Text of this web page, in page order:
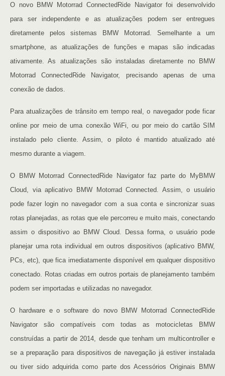
O novo BMW Motorrad ConnectedRide Navigator foi desenvolvido
para ser independente e as atualizações podem ser entregues
diretamente pelos sistemas BMW Motorrad. Semelhante a um
smartphone, as atualizações de funções e mapas são indicadas
ativamente. As atualizações são instaladas diretamente no BMW
Motorrad ConnectedRide Navigator, precisando apenas de uma
conexão de dados.
Para atualizações de trânsito em tempo real, o navegador pode ficar
online por meio de uma conexão WiFi, ou por meio do cartão SIM
instalado pelo cliente. Assim, o piloto é mantido atualizado até
mesmo durante a viagem.
O BMW Motorrad ConnectedRide Navigator faz parte do MyBMW
Cloud, via aplicativo BMW Motorrad Connected. Assim, o usuário
pode fazer login no navegador com a sua conta e sincronizar suas
rotas planejadas, as rotas que ele percorreu e muito mais, conectando
assim o dispositivo ao BMW Cloud. Dessa forma, o usuário pode
planejar uma rota individual em outros dispositivos (aplicativo BMW,
PCs, etc), que fica imediatamente disponível em qualquer dispositivo
conectado. Rotas criadas em outros portais de planejamento também
podem ser importadas e utilizadas no navegador.
O hardware e o software do novo BMW Motorrad ConnectedRide
Navigator são compatíveis com todas as motocicletas BMW
construídas a partir de 2014, desde que tenham um multicontroller e
se a preparação para dispositivos de navegação já estiver instalada
ou tiver sido adquirida como parte dos Acessórios Originais BMW